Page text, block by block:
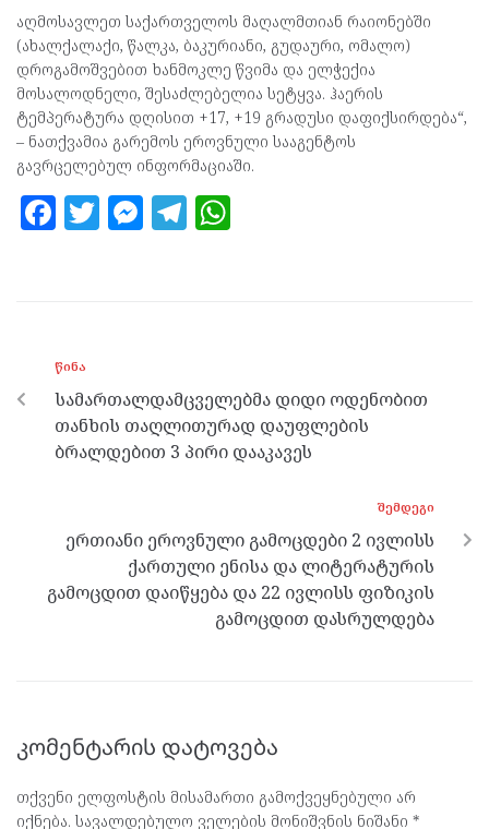
აღმოსავლეთ საქართველოს მაღალმთიან რაიონებში
(ახალქალაქი, წალკა, ბაკურიანი, გუდაური, ომალო)
დროგამოშვებით ხანმოკლე წვიმა და ელჭექია
მოსალოდნელი, შესაძლებელია სეტყვა. ჰაერის
ტემპერატურა დღისით +17, +19 გრადუსი დაფიქსირდება“,
– ნათქვამია გარემოს ეროვნული სააგენტოს
გავრცელებულ ინფორმაციაში.
F
o
o
k
T M
er
T
m p
p
ᲬᲘᲜᲐ
სამართალდამცველებმა დიდი ოდენობით
თანხის თაღლითურად დაუფლების
ბრალდებით 3 პირი დააკავეს
ᲨᲔᲛᲓᲔᲒᲘ
ერთიანი ეროვნული გამოცდები 2 ივლისს
ქართული ენისა და ლიტერატურის
გამოცდით დაიწყება და 22 ივლისს ფიზიკის
გამოცდით დასრულდება
კომენტარის დატოვება
თქვენი ელფოსტის მისამართი გამოქვეყნებული არ
იქნება. სავალდებულო ველების მონიშვნის ნიშანი *